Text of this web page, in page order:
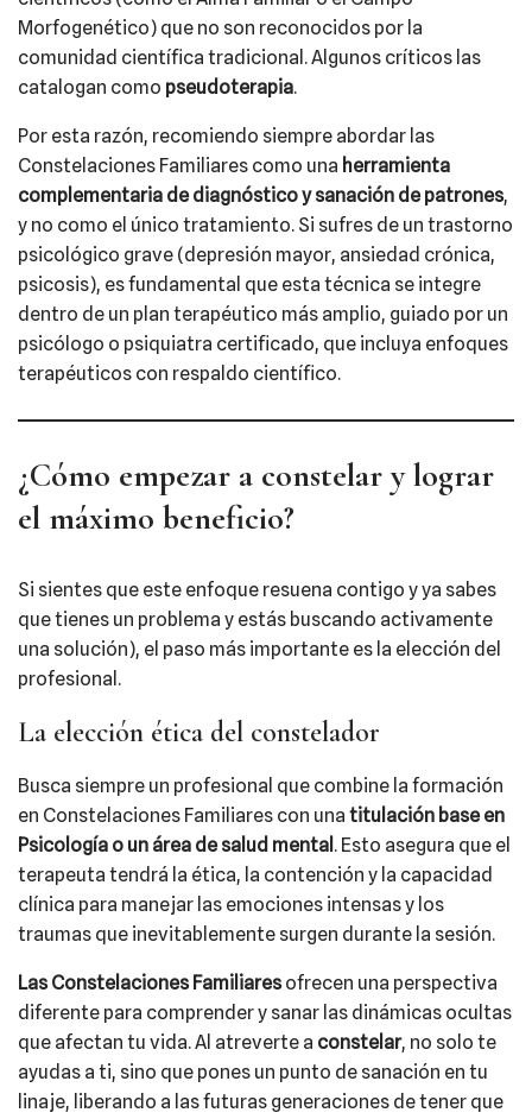
Morfogenético) que no son reconocidos por la
comunidad científica tradicional. Algunos críticos las
catalogan como pseudoterapia.
Por esta razón, recomiendo siempre abordar las
Constelaciones Familiares como una herramienta
complementaria de diagnóstico y sanación de patrones,
y no como el único tratamiento. Si sufres de un trastorno
psicológico grave (depresión mayor, ansiedad crónica,
psicosis), es fundamental que esta técnica se integre
dentro de un plan terapéutico más amplio, guiado por un
psicólogo o psiquiatra certificado, que incluya enfoques
terapéuticos con respaldo científico.
¿Cómo empezar a constelar y lograr
el máximo beneficio?
Si sientes que este enfoque resuena contigo y ya sabes
que tienes un problema y estás buscando activamente
una solución), el paso más importante es la elección del
profesional.
La elección ética del constelador
Busca siempre un profesional que combine la formación
en Constelaciones Familiares con una titulación base en
Psicología o un área de salud mental . Esto asegura que el
terapeuta tendrá la ética, la contención y la capacidad
clínica para manejar las emociones intensas y los
traumas que inevitablemente surgen durante la sesión.
Las Constelaciones Familiaresofrecen una perspectiva
diferente para comprender y sanar las dinámicas ocultas
que afectan tu vida. Al atreverte a constelar, no solo te
ayudas a ti, sino que pones un punto de sanación en tu
linaje, liberando a las futuras generaciones de tener que